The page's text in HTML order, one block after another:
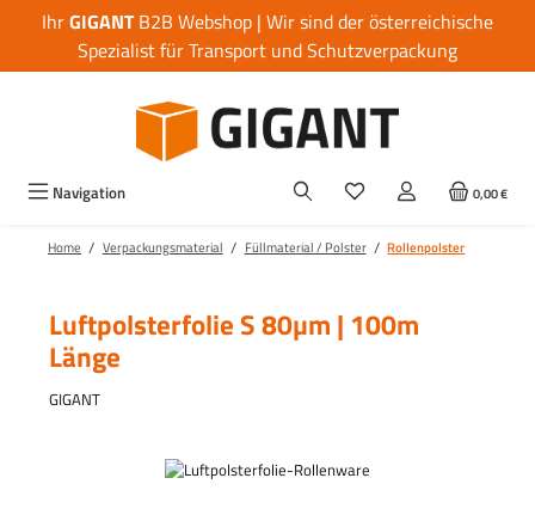
Zum Hauptinhalt springen
IhrGIGANTB2B Webshop | Wir sind der österreichische
Spezialist für Transport und Schutzverpackung
Navigation 0,00 €
Home / Verpackungsmaterial / Füllmaterial / Polster / Rollenpolster
Luftpolsterfolie S 80µm | 100m
Länge
GIGANT
Bildergalerie überspringen